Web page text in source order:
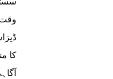
وقت
کا